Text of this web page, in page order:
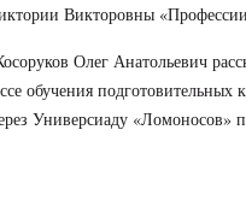
Викторовны
Олег Анатольевич
обучения подготовительных
Универсиаду